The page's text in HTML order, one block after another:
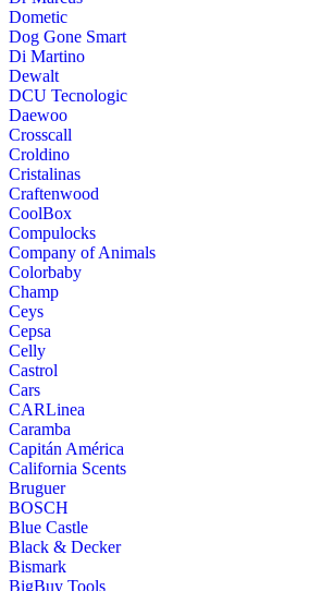
Dometic
Dog Gone Smart
Di Martino
Dewalt
DCU Tecnologic
Daewoo
Crosscall
Croldino
Cristalinas
Craftenwood
CoolBox
Compulocks
Company of Animals
Colorbaby
Champ
Ceys
Cepsa
Celly
Castrol
Cars
CARLinea
Caramba
Capitán América
California Scents
Bruguer
BOSCH
Blue Castle
Black & Decker
Bismark
BigBuy Tools